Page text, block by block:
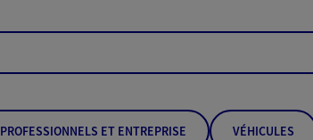
PROFESSIONNELS ET ENTREPRISE VÉHICULES